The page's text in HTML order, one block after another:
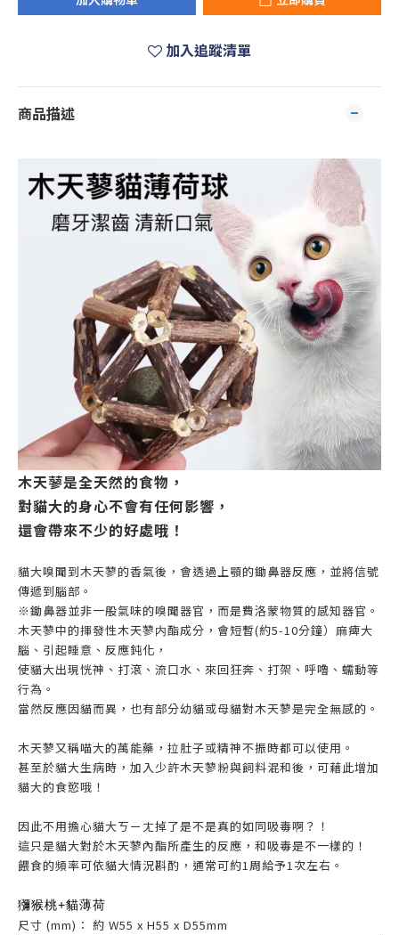
加入追蹤清單
商品描述
木天蓼是全天然的食物，
對貓大的身心不會有任何影響，
還會帶來不少的好處哦！
貓大嗅聞到木天蓼的香氣後，會透過上顎的鋤鼻器反應，並將信號
傳遞到腦部。
※鋤鼻器並非一般氣味的嗅聞器官，而是費洛蒙物質的感知器官。
木天蓼中的揮發性木天蓼内酯成分，會短暫(約5-10分鐘）麻痺大
腦、引起睡意、反應鈍化，
使貓大出現恍神、打滾、流口水、來回狂奔、打架、呼嚕、蠕動等
行為。
當然反應因貓而異，也有部分幼貓或母貓對木天蓼是完全無感的。
木天蓼又稱喵大的萬能藥，拉肚子或精神不振時都可以使用。
甚至於貓大生病時，加入少許木天蓼粉與飼料混和後，可藉此增加
貓大的食慾哦！
因此不用擔心貓大ㄎㄧㄤ掉了是不是真的如同吸毒啊？！
這只是貓大對於木天蓼內酯所產生的反應，和吸毒是不一樣的！
餵食的頻率可依貓大情況斟酌，通常可約1周給予1次左右。
獼猴桃+貓薄荷
尺寸 (mm)： 約 W55 x H55 x D55mm